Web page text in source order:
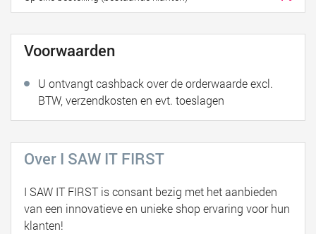
Voorwaarden
U ontvangt cashback over de orderwaarde excl.
BTW, verzendkosten en evt. toeslagen
Over I SAW IT FIRST
I SAW IT FIRST is consant bezig met het aanbieden
van een innovatieve en unieke shop ervaring voor hun
klanten!